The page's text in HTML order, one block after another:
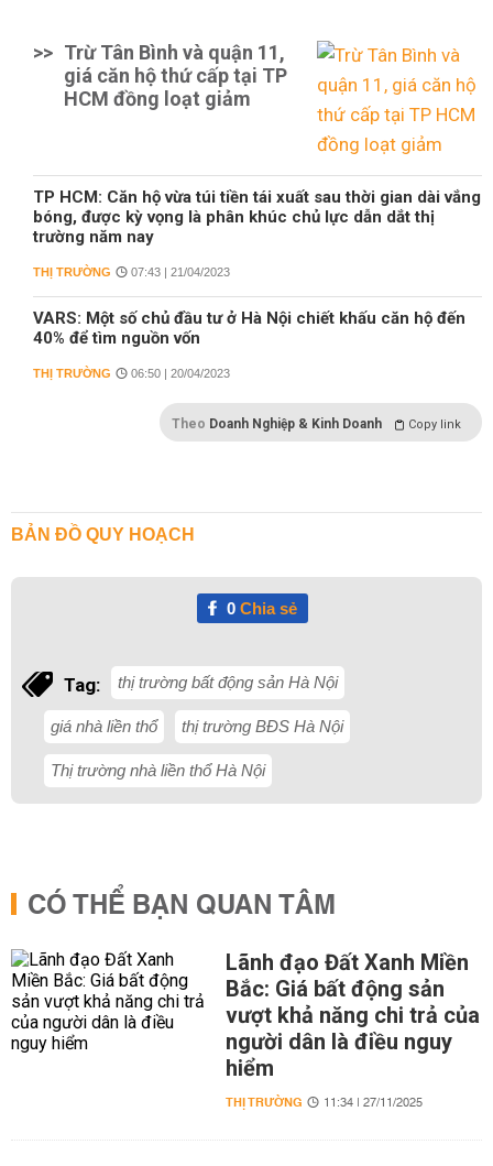
>> Trừ Tân Bình và quận 11,
giá căn hộ thứ cấp tại TP
HCM đồng loạt giảm
TP HCM: Căn hộ vừa túi tiền tái xuất sau thời gian dài vắng
bóng, được kỳ vọng là phân khúc chủ lực dẫn dắt thị
trường năm nay
THỊ TRƯỜNG 07:43 | 21/04/2023
VARS: Một số chủ đầu tư ở Hà Nội chiết khấu căn hộ đến
40% để tìm nguồn vốn
THỊ TRƯỜNG 06:50 | 20/04/2023
Theo Doanh Nghiệp & Kinh Doanh Copy link
BẢN ĐỒ QUY HOẠCH
0Chia sẻ
Tag: thị trường bất động sản Hà Nội
giá nhà liền thổ thị trường BĐS Hà Nội
Thị trường nhà liền thổ Hà Nội
CÓ THỂ BẠN QUAN TÂM
Lãnh đạo Đất Xanh Miền
Bắc: Giá bất động sản
vượt khả năng chi trả của
người dân là điều nguy
hiểm
THỊ TRƯỜNG 11:34 | 27/11/2025